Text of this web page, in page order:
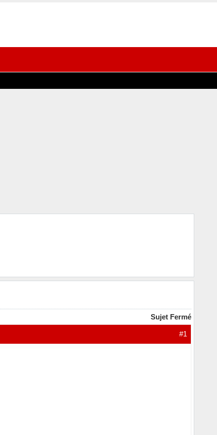
Sujet Fermé
#1